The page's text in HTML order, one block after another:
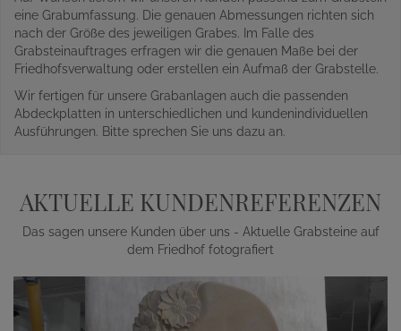
eine Grabumfassung. Die genauen Abmessungen richten sich
nach der Größe des jeweiligen Grabes. Im Falle des
Grabsteinauftrages erfragen wir die genauen Maße bei der
Friedhofsverwaltung oder erstellen ein Aufmaß der Grabstelle.
Wir fertigen für unsere Grabanlagen auch die passenden
Abdeckplatten in unterschiedlichen und kundenindividuellen
Ausführungen. Bitte sprechen Sie uns dazu an.
AKTUELLE KUNDENREFERENZEN
Das sagen unsere Kunden über uns - Aktuelle Grabsteine auf
dem Friedhof fotografiert